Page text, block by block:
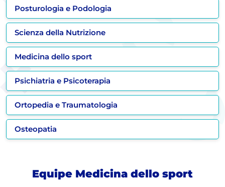
Posturologia e Podologia
Scienza della Nutrizione
Medicina dello sport
Psichiatria e Psicoterapia
Ortopedia e Traumatologia
Osteopatia
Equipe Medicina dello sport